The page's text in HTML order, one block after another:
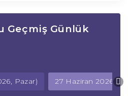
Geçmiş Günlük
Pazar) 27 Haziran 2026,